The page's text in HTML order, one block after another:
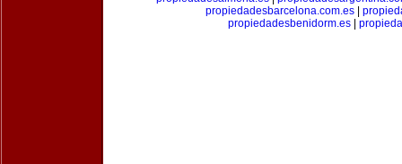
propiedadesbarcelona.com.es|
propiedadesbenidorm.es|